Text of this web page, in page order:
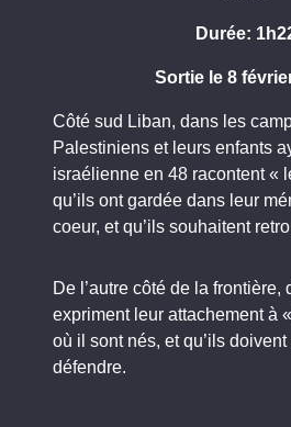
Durée:
Sortie le 8
Côté sud Liban, dans les
Palestiniens et leurs enfants
israélienne en 48 racontent «
qu’ils ont gardée dans leur
coeur, et qu’ils souhaitent
De l’autre côté de la frontière,
expriment leur attachement à
où il sont nés, et qu’ils doivent
défendre.